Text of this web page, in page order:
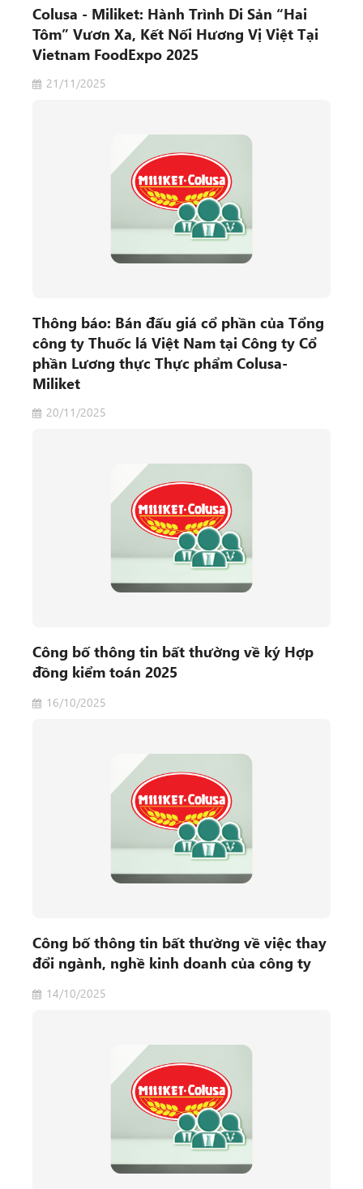
Colusa - Miliket: Hành Trình Di Sản “Hai
Tôm” Vươn Xa, Kết Nối Hương Vị Việt Tại
Vietnam FoodExpo 2025
21/11/2025
Thông báo: Bán đấu giá cổ phần của Tổng
công ty Thuốc lá Việt Nam tại Công ty Cổ
phần Lương thực Thực phẩm Colusa-
Miliket
20/11/2025
Công bố thông tin bất thường về ký Hợp
đồng kiểm toán 2025
16/10/2025
Công bố thông tin bất thường về việc thay
đổi ngành, nghề kinh doanh của công ty
14/10/2025